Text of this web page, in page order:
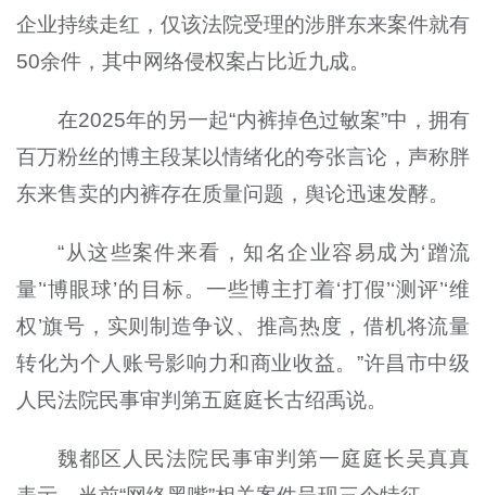
企业持续走红，仅该法院受理的涉胖东来案件就有
50余件，其中网络侵权案占比近九成。
在2025年的另一起“内裤掉色过敏案”中，拥有
百万粉丝的博主段某以情绪化的夸张言论，声称胖
东来售卖的内裤存在质量问题，舆论迅速发酵。
“从这些案件来看，知名企业容易成为‘蹭流
量’‘博眼球’的目标。一些博主打着‘打假’‘测评’‘维
权’旗号，实则制造争议、推高热度，借机将流量
转化为个人账号影响力和商业收益。”许昌市中级
人民法院民事审判第五庭庭长古绍禹说。
魏都区人民法院民事审判第一庭庭长吴真真